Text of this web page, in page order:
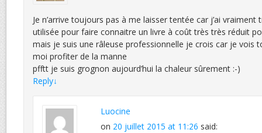
Je n’arrive toujours pas à me laisser tentée car j’ai vraiment
utilisée pour faire connaitre un livre à coût très très réduit
mais je suis une râleuse professionnelle je crois car je vois
moi profiter de la manne
pfftt je suis grognon aujourd’hui la chaleur sûrement :-)
Reply↓
Luocine
on 20 juillet 2015 at 11:26 said: